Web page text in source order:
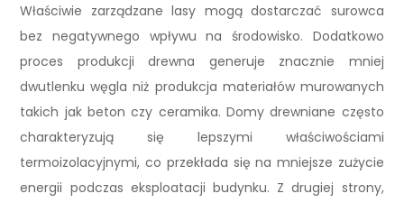
Właściwie zarządzane lasy mogą dostarczać surowca
bez negatywnego wpływu na środowisko. Dodatkowo
proces produkcji drewna generuje znacznie mniej
dwutlenku węgla niż produkcja materiałów murowanych
takich jak beton czy ceramika. Domy drewniane często
charakteryzują się lepszymi właściwościami
termoizolacyjnymi, co przekłada się na mniejsze zużycie
energii podczas eksploatacji budynku. Z drugiej strony,